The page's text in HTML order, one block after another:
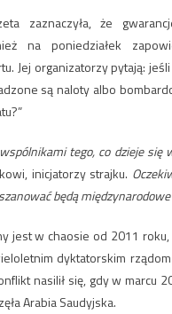
zaznaczyła, że
na poniedziałek
Jej organizatorzy pytają:
są naloty albo
tego, co dzieje się
inicjatorzy strajku.
będą
jest w chaosie od 2011
dyktatorskim
nasilił się, gdy w marcu
Arabia Saudyjska.